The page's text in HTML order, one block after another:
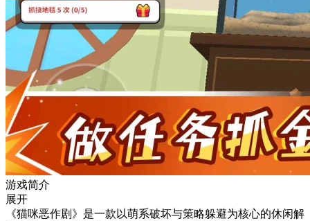
游戏简介
展开
《猫咪恶作剧》是一款以萌系破坏与策略躲避为核心的休闲解